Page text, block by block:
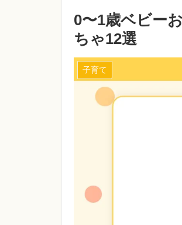
0〜1歳ベビー
ちゃ12選
子育て